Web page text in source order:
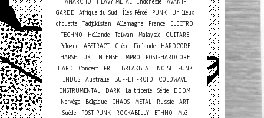
GARDE Afrique du Sud Îles Féroé PUNK
Un lieux
chouette
Tadjikistan Allemagne France
ELECTRO
TECHNO
Hollande Taiwan Malaysie
GUITARE
Pologne
ABSTRACT Grèce Finlande
HARDCORE
HARSH
UK INTENSE IMPRO
POST-HARDCORE
HARD
Concert FREE BREAKBEAT NOISE
FUNK
INDUS Australie BUFFET FROID
COLDWAVE
INSTRUMENTAL
DARK La triperie Série
DOOM
Norvège
Belgique CHAOS METAL Russie ART
Suède
POST-PUNK ROCKABILLY ETHNO
Mp3